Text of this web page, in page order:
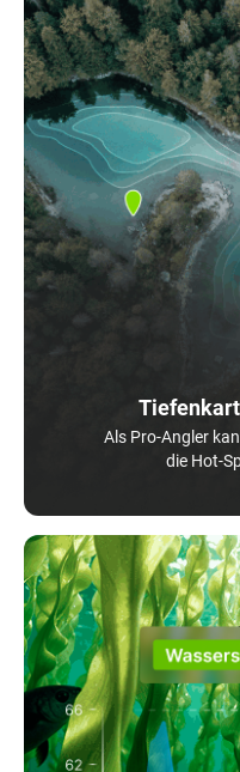
Als Pro-Angler
die Hot-